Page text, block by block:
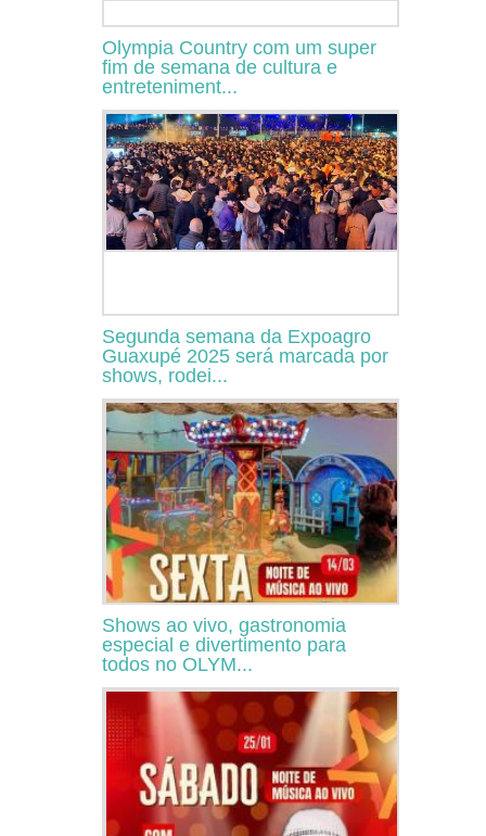
Olympia Country com um super
fim de semana de cultura e
entreteniment...
Segunda semana da Expoagro
Guaxupé 2025 será marcada por
shows, rodei...
Shows ao vivo, gastronomia
especial e divertimento para
todos no OLYM...